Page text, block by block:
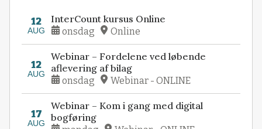
12
AUG
InterCount kursus Online
onsdag Online
12
AUG
Webinar – Fordelene ved løbende
aflevering af bilag
onsdag Webinar - ONLINE
17
AUG
Webinar – Kom i gang med digital
bogføring